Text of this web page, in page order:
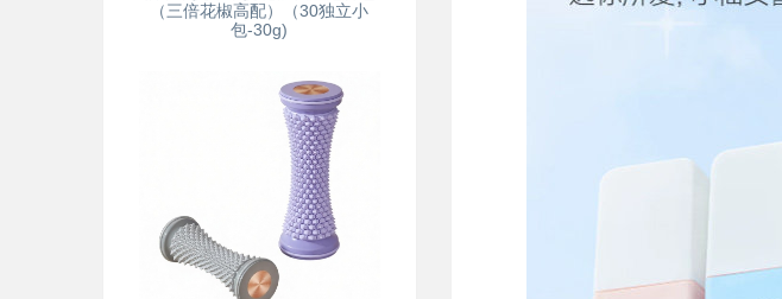
（三倍花椒高配）（30独立小
包-30g)